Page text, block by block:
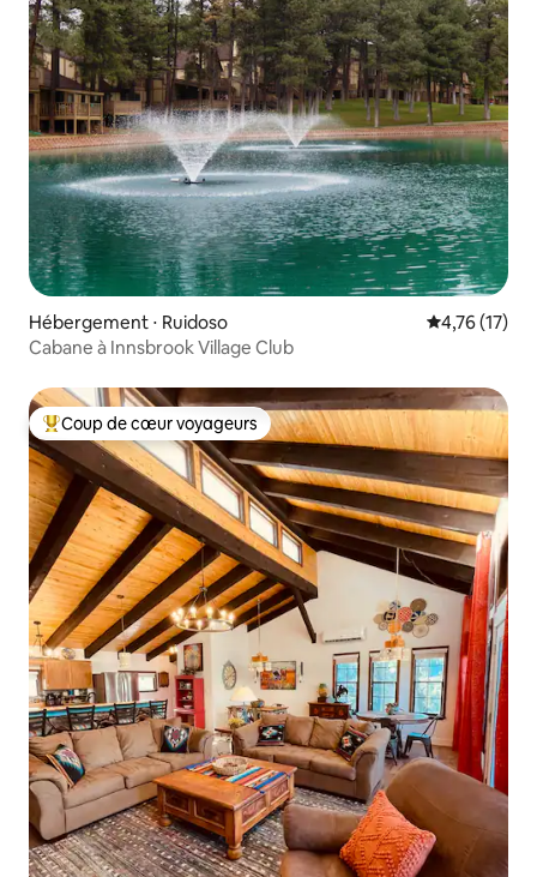
Hébergement ⋅ Ruidoso Évaluation
4,76 (17)
Cabane à Innsbrook Village Club
Coups de cœur voyageurs les plus appréciés
Coup de cœur voyageurs